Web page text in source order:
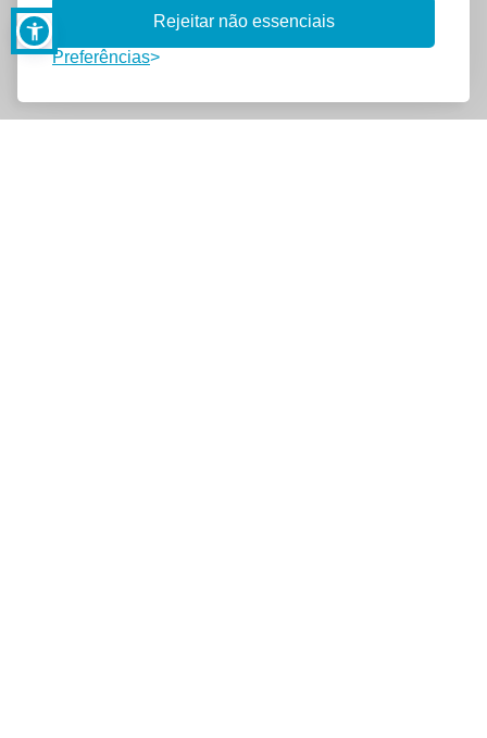
Rejeitar não essenciais
Preferências